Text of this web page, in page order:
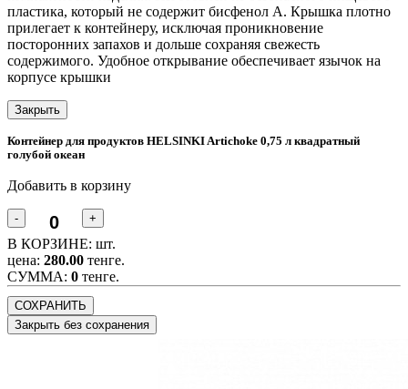
пластика, который не содержит бисфенол А. Крышка плотно
прилегает к контейнеру, исключая проникновение
посторонних запахов и дольше сохраняя свежесть
содержимого. Удобное открывание обеспечивает язычок на
корпусе крышки
Закрыть
Контейнер для продуктов HELSINKI Artichoke 0,75 л квадратный
голубой океан
Добавить в корзину
- +
В КОРЗИНЕ: шт.
цена: 280.00 тенге.
CУММА: 0 тенге.
СОХРАНИТЬ
Закрыть без сохранения